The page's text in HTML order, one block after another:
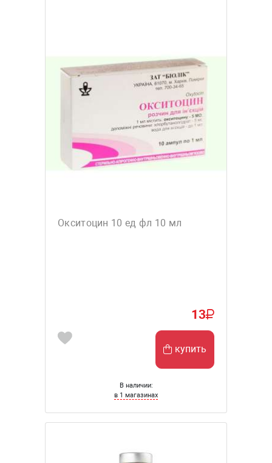
Окситоцин 10 ед фл 10 мл
13
купить
В наличии:
в 1 магазинах